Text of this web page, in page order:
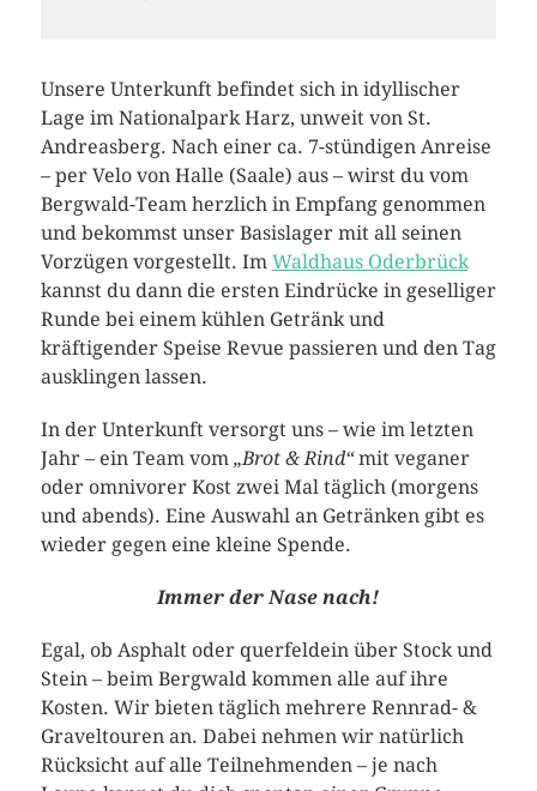
Unsere Unterkunft befindet sich in idyllischer
Lage im Nationalpark Harz, unweit von St.
Andreasberg. Nach einer ca. 7-stündigen Anreise
– per Velo von Halle (Saale) aus – wirst du vom
Bergwald-Team herzlich in Empfang genommen
und bekommst unser Basislager mit all seinen
Vorzügen vorgestellt. Im Waldhaus Oderbrück
kannst du dann die ersten Eindrücke in geselliger
Runde bei einem kühlen Getränk und
kräftigender Speise Revue passieren und den Tag
ausklingen lassen.
In der Unterkunft versorgt uns – wie im letzten
Jahr – ein Team vom „Brot & Rind“mit veganer
oder omnivorer Kost zwei Mal täglich (morgens
und abends). Eine Auswahl an Getränken gibt es
wieder gegen eine kleine Spende.
Immer der Nase nach!
Egal, ob Asphalt oder querfeldein über Stock und
Stein – beim Bergwald kommen alle auf ihre
Kosten. Wir bieten täglich mehrere Rennrad- &
Graveltouren an. Dabei nehmen wir natürlich
Rücksicht auf alle Teilnehmenden – je nach